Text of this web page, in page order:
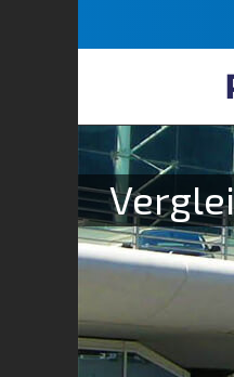
Wie spät ist dein